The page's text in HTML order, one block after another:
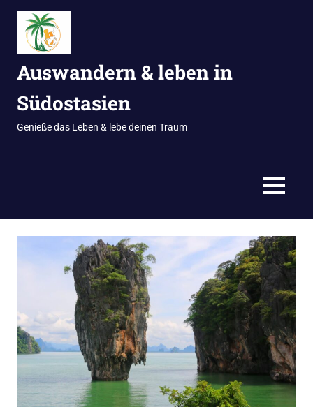
Zum
Inhalt
springen
Auswandern & leben in
Südostasien
Genieße das Leben & lebe deinen Traum
MENÜ